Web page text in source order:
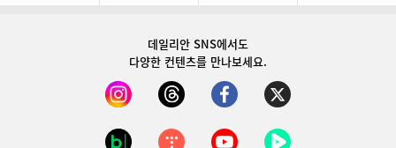
데일리안 SNS에서도
다양한 컨텐츠를 만나보세요.